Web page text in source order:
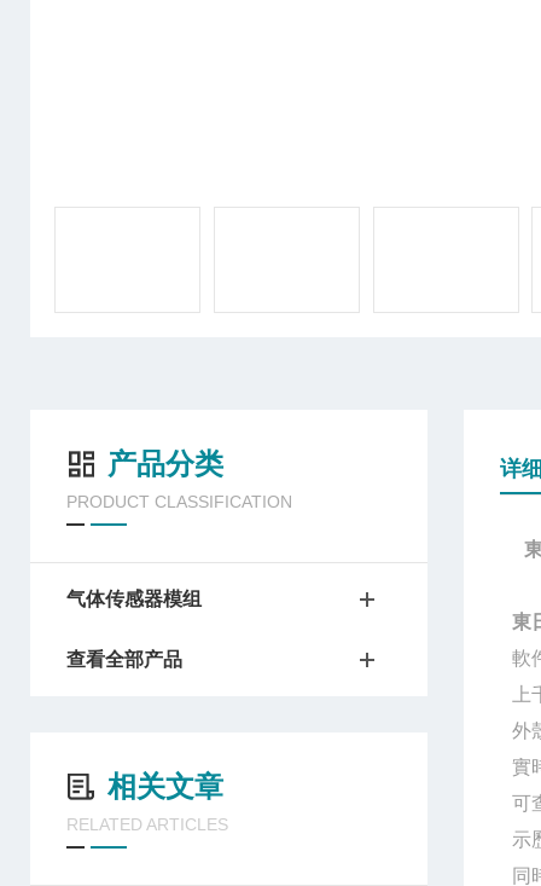
产品分类
PRODUCT CLASSIFICATION
气体传感器模组
查看全部产品
相关文章
RELATED ARTICLES
详
東
軟
外
實
可
示
同